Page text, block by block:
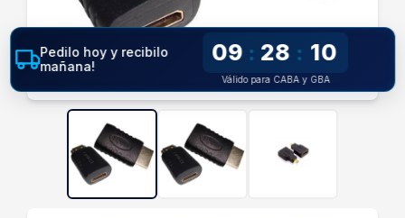
Pedilo hoy y recibilo
mañana!
09 : 28 : 10
Válido para CABA y GBA